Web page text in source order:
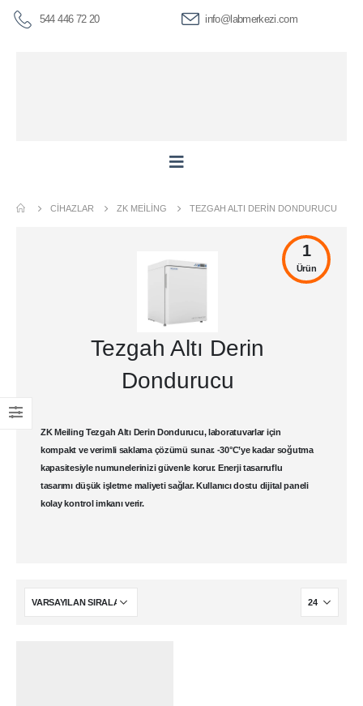
544 446 72 20 info@labmerkezi.com
CIHAZLAR ZK MEILING TEZGAH ALTI DERIN DONDURUCU
Tezgah Altı Derin
Dondurucu
ZK Meiling Tezgah Altı Derin Dondurucu, laboratuvarlar için
kompakt ve verimli saklama çözümü sunar. -30°C’ye kadar soğutma
kapasitesiyle numunelerinizi güvenle korur. Enerji tasarruflu
tasarımı düşük işletme maliyeti sağlar. Kullanıcı dostu dijital paneli
kolay kontrol imkanı verir.
1
Ürün